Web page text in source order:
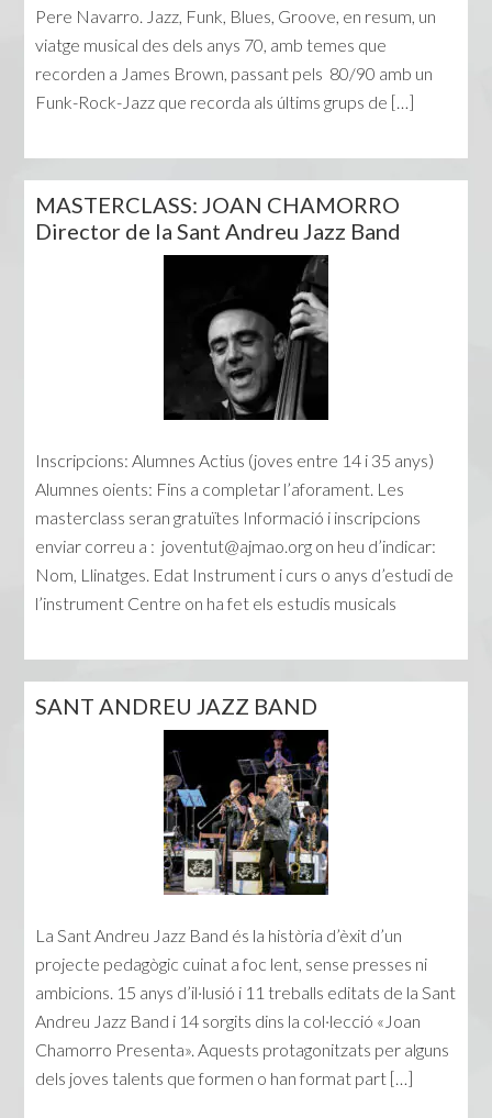
Pere Navarro. Jazz, Funk, Blues, Groove, en resum, un
viatge musical des dels anys 70, amb temes que
recorden a James Brown, passant pels 80/90 amb un
Funk-Rock-Jazz que recorda als últims grups de […]
MASTERCLASS: JOAN CHAMORRO
Director de la Sant Andreu Jazz Band
Inscripcions: Alumnes Actius (joves entre 14 i 35 anys)
Alumnes oients: Fins a completar l’aforament. Les
masterclass seran gratuïtes Informació i inscripcions
enviar correu a : joventut@ajmao.org on heu d’indicar:
Nom, Llinatges. Edat Instrument i curs o anys d’estudi de
l’instrument Centre on ha fet els estudis musicals
SANT ANDREU JAZZ BAND
La Sant Andreu Jazz Band és la història d’èxit d’un
projecte pedagògic cuinat a foc lent, sense presses ni
ambicions. 15 anys d’il·lusió i 11 treballs editats de la Sant
Andreu Jazz Band i 14 sorgits dins la col·lecció «Joan
Chamorro Presenta». Aquests protagonitzats per alguns
dels joves talents que formen o han format part […]